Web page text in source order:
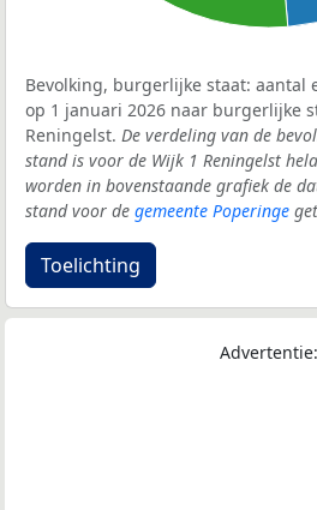
Bevolking, burgerlijke staat: aantal
op 1 januari 2026 naar burgerlijke
Reningelst. De verdeling van de
stand is voor de Wijk 1 Reningelst
worden in bovenstaande grafiek de
stand voor de gemeente Poperinge
Toelichting
Advertentie: